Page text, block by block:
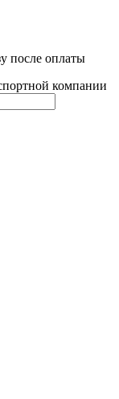
после оплаты
компании